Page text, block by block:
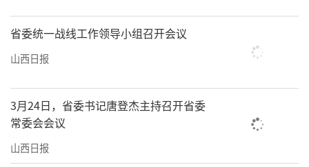
正转向一种共怀热爱、共筑梦想的“共生
体”，最终照亮一条更具温度、更可持续的融
合之路。
1月25日上午，大同市云冈区口泉乡杨家窑
村的多功能综合服务大楼格外热闹。活动室
里，孩子们通过5G网络在上一堂美术课；图书
室一角，几个年轻人正在电商平台处理订
省委统一战线工作领导小组召开会议
山西日报
3月24日，省委书记唐登杰主持召开省委
常委会会议
山西日报